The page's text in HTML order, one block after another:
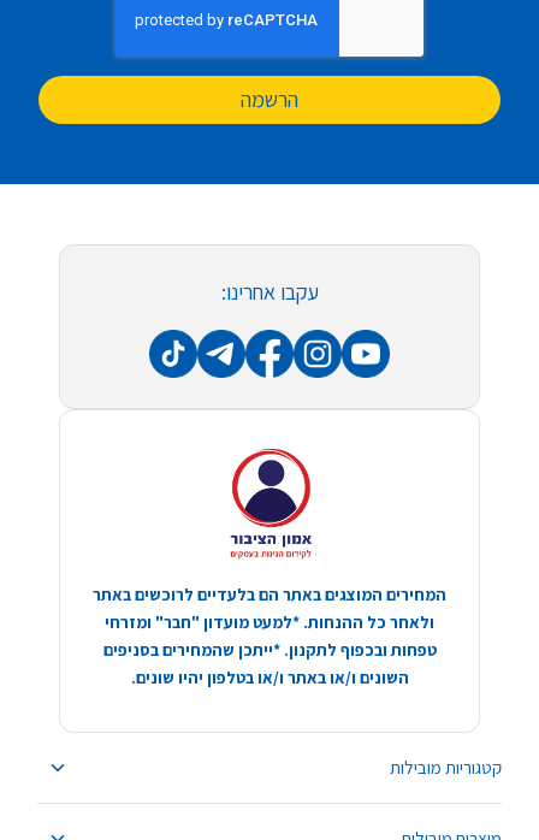
הרשמה
קטגוריות מובילות
עקבו אחרינו:
המחירים המוצגים באתר הם בלעדיים לרוכשים באתר
ולאחר כל ההנחות. *למעט מועדון "חבר" ומזרחי
טפחות ובכפוף לתקנון. *ייתכן שהמחירים בסניפים
השונים ו/או באתר ו/או בטלפון יהיו שונים.